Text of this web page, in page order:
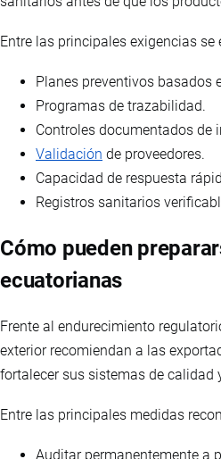
Entre las principales exigencias se
Planes preventivos basados
Programas de trazabilidad.
Controles documentados de
Validación de proveedores.
Capacidad de respuesta
Registros sanitarios
Cómo pueden
ecuatorianas
Frente al endurecimiento
exterior recomiendan a las
fortalecer sus sistemas de calidad
Entre las principales medidas
Auditar permanentemente a